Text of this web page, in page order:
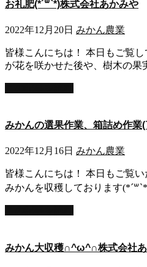
お礼肥(*´꒳`*)株式会社あかみや
2022年12月20日 みかん農業
皆様こんにちは！ 本日もご覧
が花を咲かせた後や、樹木の
みかんの選果作業、箱詰め作
2022年12月16日 みかん農業
皆様こんにちは！ 本日もご覧
みかんを収穫しております
みかん大収穫∩^ω^∩株式会社